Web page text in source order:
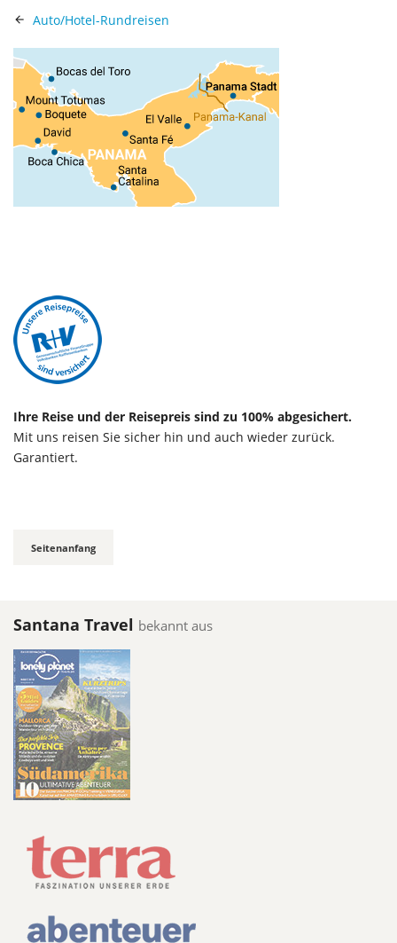
 Auto/Hotel-Rundreisen
Ihre Reise und der Reisepreis sind zu 100% abgesichert.
Mit uns reisen Sie sicher hin und auch wieder zurück.
Garantiert.
Seitenanfang
Santana Travel bekannt aus